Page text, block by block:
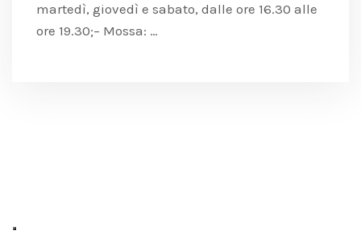
martedì, giovedì e sabato, dalle ore 16.30 alle
ore 19.30;– Mossa: …